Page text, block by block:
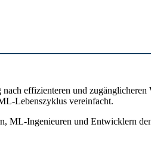
effizienteren und
Lebenszyklus vereinfacht.
ML-Ingenieuren und Entwicklern